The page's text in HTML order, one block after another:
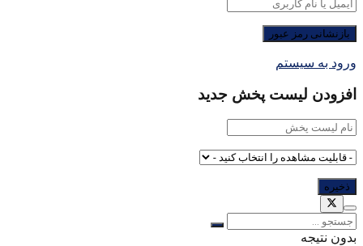
ورود به سیستم
افزودن لیست پخش جدید
بدون نتیجه